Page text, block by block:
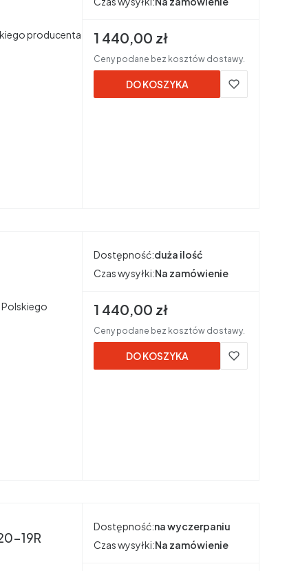
producenta
Cena brutto
1 440,00 zł
Ceny podane bez kosztów dostawy.
DO KOSZYKA
Polskiego
Dostępność:duża ilość
Czas wysyłki:Na zamówienie
Cena brutto
1 440,00 zł
Ceny podane bez kosztów dostawy.
DO KOSZYKA
19R
Dostępność:na wyczerpaniu
Czas wysyłki:Na zamówienie